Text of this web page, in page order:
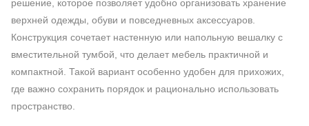
решение, которое позволяет удобно организовать хранение
верхней одежды, обуви и повседневных аксессуаров.
Конструкция сочетает настенную или напольную вешалку с
вместительной тумбой, что делает мебель практичной и
компактной. Такой вариант особенно удобен для прихожих,
где важно сохранить порядок и рационально использовать
пространство.